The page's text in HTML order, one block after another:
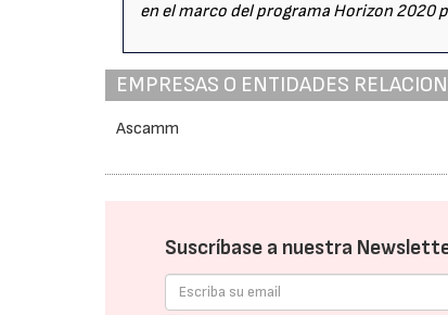
en el marco del programa Horizon 2020
EMPRESAS O ENTIDADES
Ascamm
Suscríbase a nuestra